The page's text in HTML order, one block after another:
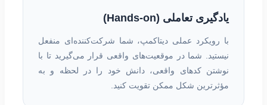
یادگیری تعاملی (Hands-on)
با رویکرد عملی دیتاکمپ، شما شرکت‌کننده‌ای منفعل
نیستید. شما در موقعیت‌های واقعی قرار می‌گیرید تا با
نوشتن کدهای واقعی، دانش خود را در لحظه و به
مؤثرترین شکل ممکن تقویت کنید.